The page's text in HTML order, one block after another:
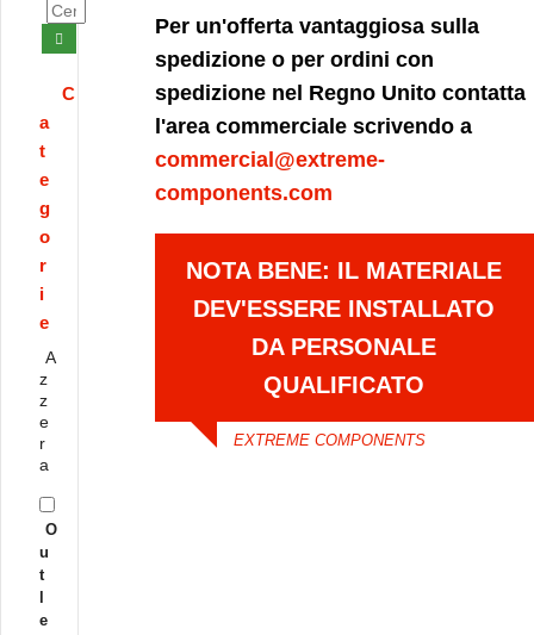
Per un'offerta vantaggiosa sulla
spedizione o per ordini con
spedizione nel Regno Unito contatta
l'area commerciale scrivendo a
commercial@extreme-
components.com
NOTA BENE: IL MATERIALE
DEV'ESSERE INSTALLATO
DA PERSONALE
QUALIFICATO
EXTREME COMPONENTS
C
a
t
e
g
o
r
i
e
A
z
z
e
r
a
O
u
t
e